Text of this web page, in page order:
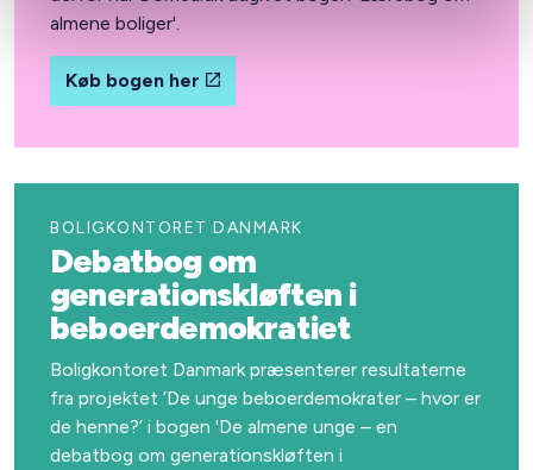
almene boliger'.
Køb bogen her
BOLIGKONTORET DANMARK
Debatbog om
generationskløften i
beboerdemokratiet
Boligkontoret Danmark præsenterer resultaterne
fra projektet ’De unge beboerdemokrater – hvor er
de henne?’ i bogen 'De almene unge – en
debatbog om generationskløften i